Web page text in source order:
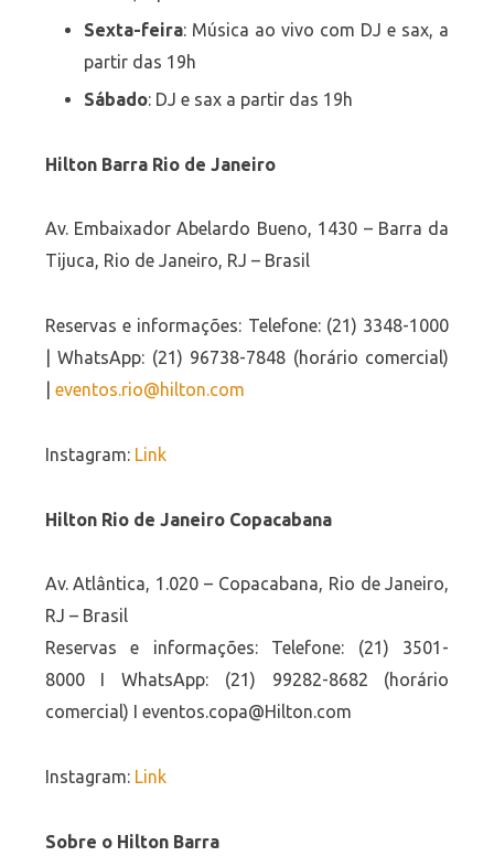
Sexta-feira: Música ao vivo com DJ e sax, a
partir das 19h
Sábado: DJ e sax a partir das 19h
Hilton Barra Rio de Janeiro
Av. Embaixador Abelardo Bueno, 1430 – Barra da
Tijuca, Rio de Janeiro, RJ – Brasil
Reservas e informações: Telefone: (21) 3348-1000
| WhatsApp: (21) 96738-7848 (horário comercial)
eventos.rio@hilton.com
Instagram: Link
Hilton Rio de Janeiro Copacabana
Av. Atlântica, 1.020 – Copacabana, Rio de Janeiro,
RJ – Brasil
Reservas e informações: Telefone: (21) 3501-
8000 I WhatsApp: (21) 99282-8682 (horário
comercial) I eventos.copa@Hilton.com
Instagram: Link
Sobre o Hilton Barra